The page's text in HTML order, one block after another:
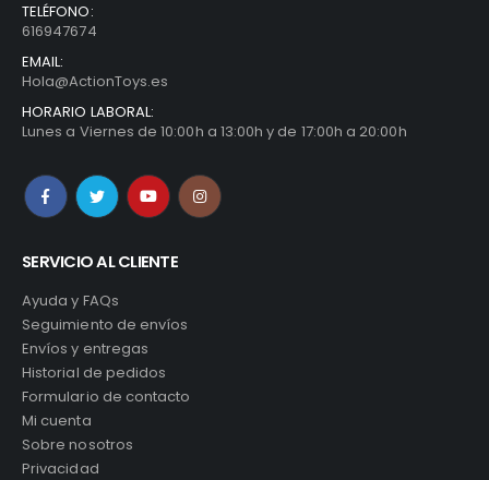
TELÉFONO:
616947674
EMAIL:
Hola@ActionToys.es
HORARIO LABORAL:
Lunes a Viernes de 10:00h a 13:00h y de 17:00h a 20:00h
SERVICIO AL CLIENTE
Ayuda y FAQs
Seguimiento de envíos
Envíos y entregas
Historial de pedidos
Formulario de contacto
Mi cuenta
Sobre nosotros
Privacidad